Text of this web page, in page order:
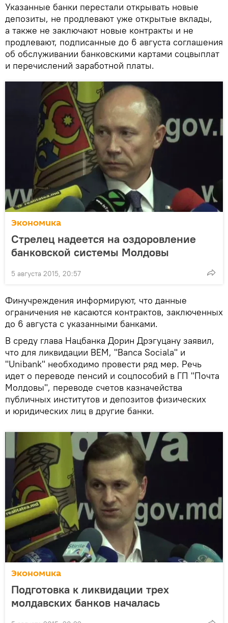
Указанные банки перестали открывать новые
депозиты, не продлевают уже открытые вклады,
а также не заключают новые контракты и не
продлевают, подписанные до 6 августа соглашения
об обслуживании банковскими картами соцвыплат
и перечислений заработной платы.
Экономика
Стрелец надеется на оздоровление
банковской системы Молдовы
5 августа 2015, 20:57
Финучреждения информируют, что данные
ограничения не касаются контрактов, заключенных
до 6 августа с указанными банками.
В среду глава Нацбанка Дорин Дрэгуцану заявил,
что для ликвидации ВЕМ, "Banca Sociala" и
"Unibank" необходимо провести ряд мер. Речь
идет о переводе пенсий и соцпособий в ГП "Почта
Молдовы", переводе счетов казначейства
публичных институтов и депозитов физических
и юридических лиц в другие банки.
Экономика
Подготовка к ликвидации трех
молдавских банков началась